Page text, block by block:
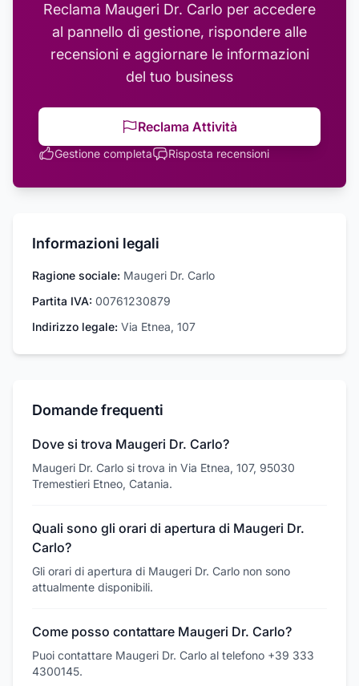
Reclama Maugeri Dr. Carlo per accedere
al pannello di gestione, rispondere alle
recensioni e aggiornare le informazioni
del tuo business
Reclama Attività
Gestione completa Risposta recensioni
Informazioni legali
Ragione sociale: Maugeri Dr. Carlo
Partita IVA: 00761230879
Indirizzo legale: Via Etnea, 107
Domande frequenti
Dove si trova Maugeri Dr. Carlo?
Maugeri Dr. Carlo si trova in Via Etnea, 107, 95030
Tremestieri Etneo, Catania.
Quali sono gli orari di apertura di Maugeri Dr.
Carlo?
Gli orari di apertura di Maugeri Dr. Carlo non sono
attualmente disponibili.
Come posso contattare Maugeri Dr. Carlo?
Puoi contattare Maugeri Dr. Carlo al telefono +39 333
4300145.